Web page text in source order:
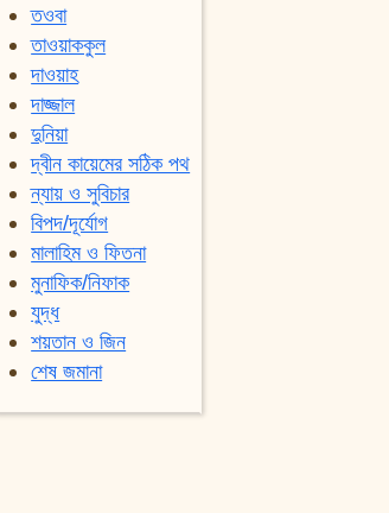
তওবা
তাওয়াককুল
দাওয়াহ
দাজ্জাল
দুনিয়া
দ্বীন কায়েমের সঠিক পথ
ন্যায় ও সুবিচার
বিপদ/দূর্যোগ
মালাহিম ও ফিতনা
মুনাফিক/নিফাক
যুদ্ধ
শয়তান ও জিন
শেষ জমানা